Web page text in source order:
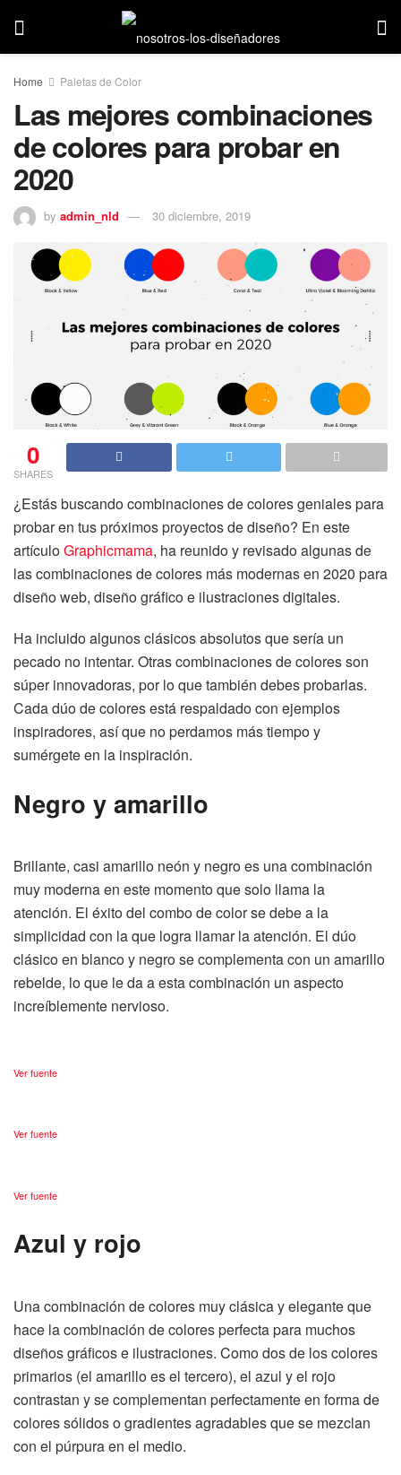
Home Paletas de Color
Las mejores combinaciones
de colores para probar en
2020
by admin_nld 30 diciembre, 2019
0
SHARES
¿Estás buscando combinaciones de colores geniales para
probar en tus próximos proyectos de diseño? En este
artículoGraphicmama, ha reunido y revisado algunas de
las combinaciones de colores más modernas en 2020 para
diseño web, diseño gráfico e ilustraciones digitales.
Ha incluido algunos clásicos absolutos que sería un
pecado no intentar. Otras combinaciones de colores son
súper innovadoras, por lo que también debes probarlas.
Cada dúo de colores está respaldado con ejemplos
inspiradores, así que no perdamos más tiempo y
sumérgete en la inspiración.
Negro y amarillo
Brillante, casi amarillo neón y negro es una combinación
muy moderna en este momento que solo llama la
atención. El éxito del combo de color se debe a la
simplicidad con la que logra llamar la atención. El dúo
clásico en blanco y negro se complementa con un amarillo
rebelde, lo que le da a esta combinación un aspecto
increíblemente nervioso.
Ver fuente
Ver fuente
Ver fuente
Azul y rojo
Una combinación de colores muy clásica y elegante que
hace la combinación de colores perfecta para muchos
diseños gráficos e ilustraciones. Como dos de los colores
primarios (el amarillo es el tercero), el azul y el rojo
contrastan y se complementan perfectamente en forma de
colores sólidos o gradientes agradables que se mezclan
con el púrpura en el medio.